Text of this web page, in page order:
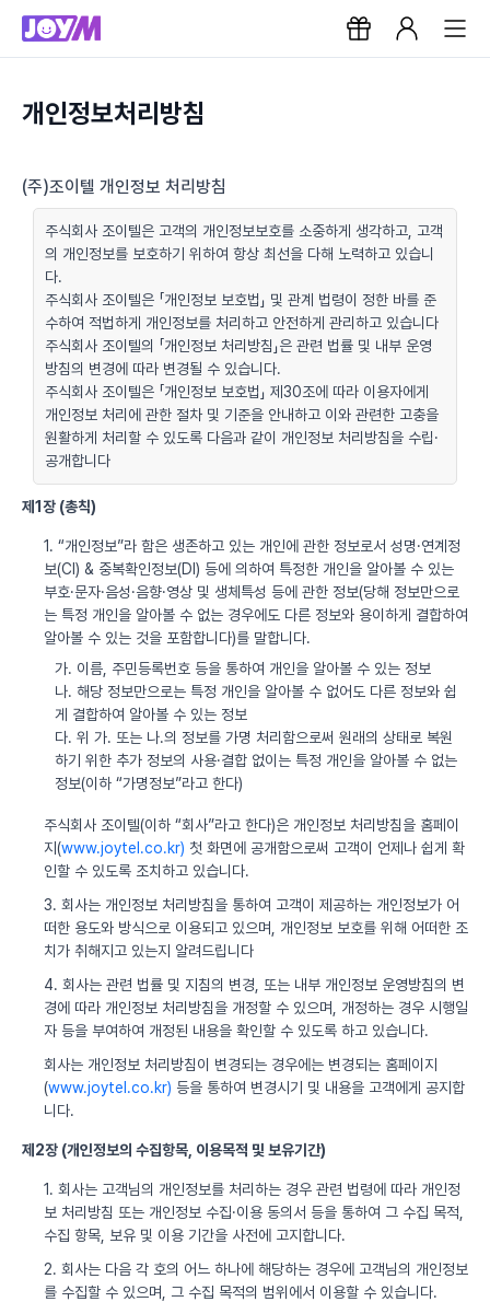
개인정보처리방침
(주)조이텔 개인정보 처리방침
주식회사 조이텔은 고객의 개인정보보호를 소중하게 생각하고, 고객
의 개인정보를 보호하기 위하여 항상 최선을 다해 노력하고 있습니
다.
주식회사 조이텔은 「개인정보 보호법」 및 관계 법령이 정한 바를 준
수하여 적법하게 개인정보를 처리하고 안전하게 관리하고 있습니다
주식회사 조이텔의 「개인정보 처리방침」은 관련 법률 및 내부 운영
방침의 변경에 따라 변경될 수 있습니다.
주식회사 조이텔은 「개인정보 보호법」 제30조에 따라 이용자에게
개인정보 처리에 관한 절차 및 기준을 안내하고 이와 관련한 고충을
원활하게 처리할 수 있도록 다음과 같이 개인정보 처리방침을 수립·
공개합니다
제1장 (총칙)
1. “개인정보”라 함은 생존하고 있는 개인에 관한 정보로서 성명·연계정
보(CI) & 중복확인정보(DI) 등에 의하여 특정한 개인을 알아볼 수 있는
부호·문자·음성·음향·영상 및 생체특성 등에 관한 정보(당해 정보만으로
는 특정 개인을 알아볼 수 없는 경우에도 다른 정보와 용이하게 결합하여
알아볼 수 있는 것을 포함합니다)를 말합니다.
가. 이름, 주민등록번호 등을 통하여 개인을 알아볼 수 있는 정보
나. 해당 정보만으로는 특정 개인을 알아볼 수 없어도 다른 정보와 쉽
게 결합하여 알아볼 수 있는 정보
다. 위 가. 또는 나.의 정보를 가명 처리함으로써 원래의 상태로 복원
하기 위한 추가 정보의 사용·결합 없이는 특정 개인을 알아볼 수 없는
정보(이하 “가명정보”라고 한다)
주식회사 조이텔(이하 “회사”라고 한다)은 개인정보 처리방침을 홈페이
지(www.joytel.co.kr) 첫 화면에 공개함으로써 고객이 언제나 쉽게 확
인할 수 있도록 조치하고 있습니다.
3. 회사는 개인정보 처리방침을 통하여 고객이 제공하는 개인정보가 어
떠한 용도와 방식으로 이용되고 있으며, 개인정보 보호를 위해 어떠한 조
치가 취해지고 있는지 알려드립니다
4. 회사는 관련 법률 및 지침의 변경, 또는 내부 개인정보 운영방침의 변
경에 따라 개인정보 처리방침을 개정할 수 있으며, 개정하는 경우 시행일
자 등을 부여하여 개정된 내용을 확인할 수 있도록 하고 있습니다.
회사는 개인정보 처리방침이 변경되는 경우에는 변경되는 홈페이지
(www.joytel.co.kr) 등을 통하여 변경시기 및 내용을 고객에게 공지합
니다.
제2장 (개인정보의 수집항목, 이용목적 및 보유기간)
1. 회사는 고객님의 개인정보를 처리하는 경우 관련 법령에 따라 개인정
보 처리방침 또는 개인정보 수집·이용 동의서 등을 통하여 그 수집 목적,
수집 항목, 보유 및 이용 기간을 사전에 고지합니다.
2. 회사는 다음 각 호의 어느 하나에 해당하는 경우에 고객님의 개인정보
를 수집할 수 있으며, 그 수집 목적의 범위에서 이용할 수 있습니다.